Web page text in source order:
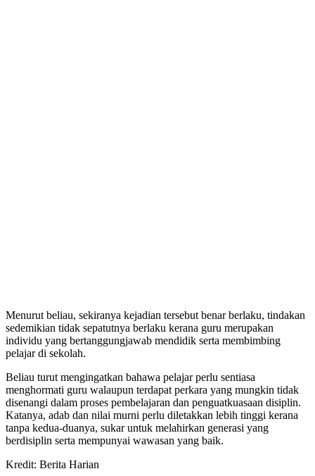
Menurut beliau, sekiranya kejadian tersebut benar berlaku, tindakan
sedemikian tidak sepatutnya berlaku kerana guru merupakan
individu yang bertanggungjawab mendidik serta membimbing
pelajar di sekolah.
Beliau turut mengingatkan bahawa pelajar perlu sentiasa
menghormati guru walaupun terdapat perkara yang mungkin tidak
disenangi dalam proses pembelajaran dan penguatkuasaan disiplin.
Katanya, adab dan nilai murni perlu diletakkan lebih tinggi kerana
tanpa kedua-duanya, sukar untuk melahirkan generasi yang
berdisiplin serta mempunyai wawasan yang baik.
Kredit: Berita Harian